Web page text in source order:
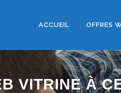
ACCUEIL OFFRES
VITRINE À